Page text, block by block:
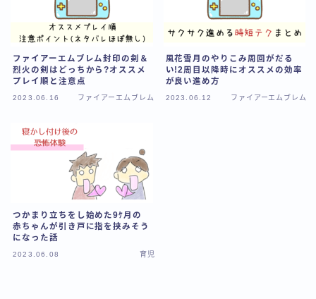
ファイアーエムブレム封印の剣＆
烈火の剣はどっちから?オススメ
プレイ順と注意点
2023.06.16 ファイアーエムブレム
風花雪月のやりこみ周回がだる
い!2周目以降時にオススメの効率
が良い進め方
2023.06.12 ファイアーエムブレム
つかまり立ちをし始めた9ｹ月の
赤ちゃんが引き戸に指を挟みそう
になった話
2023.06.08 育児